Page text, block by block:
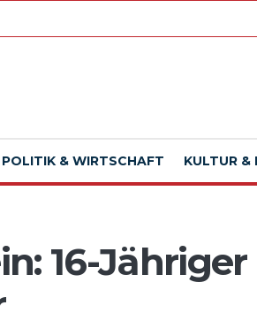
POLITIK & WIRTSCHAFT KULTUR &
16-Jähriger